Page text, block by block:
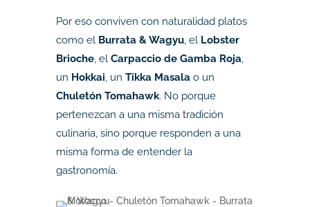
Por eso conviven con naturalidad platos
como el Burrata & Wagyu, el Lobster
Brioche, el Carpaccio de Gamba Roja,
un Hokkai, un Tikka Masalao un
Chuletón Tomahawk. No porque
pertenezcan a una misma tradición
culinaria, sino porque responden a una
misma forma de entender la
gastronomía.